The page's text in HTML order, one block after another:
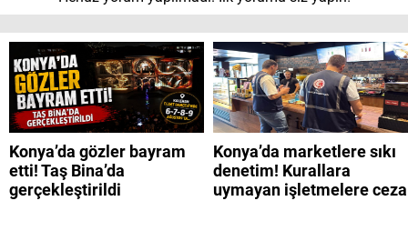
Konya’da gözler bayram
etti! Taş Bina’da
gerçekleştirildi
Konya’da marketlere sıkı
denetim! Kurallara
uymayan işletmelere ceza